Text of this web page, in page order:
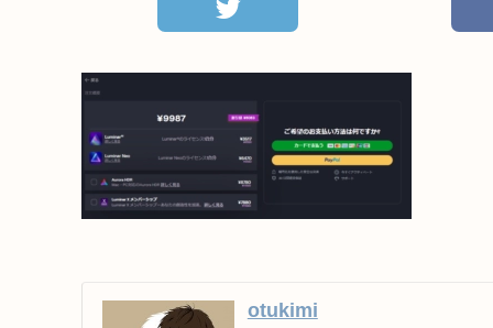
otukimi